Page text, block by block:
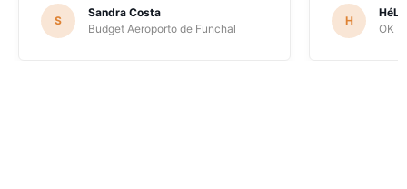
S
Sandra Costa
Budget Aeroporto de Funchal
H
OK